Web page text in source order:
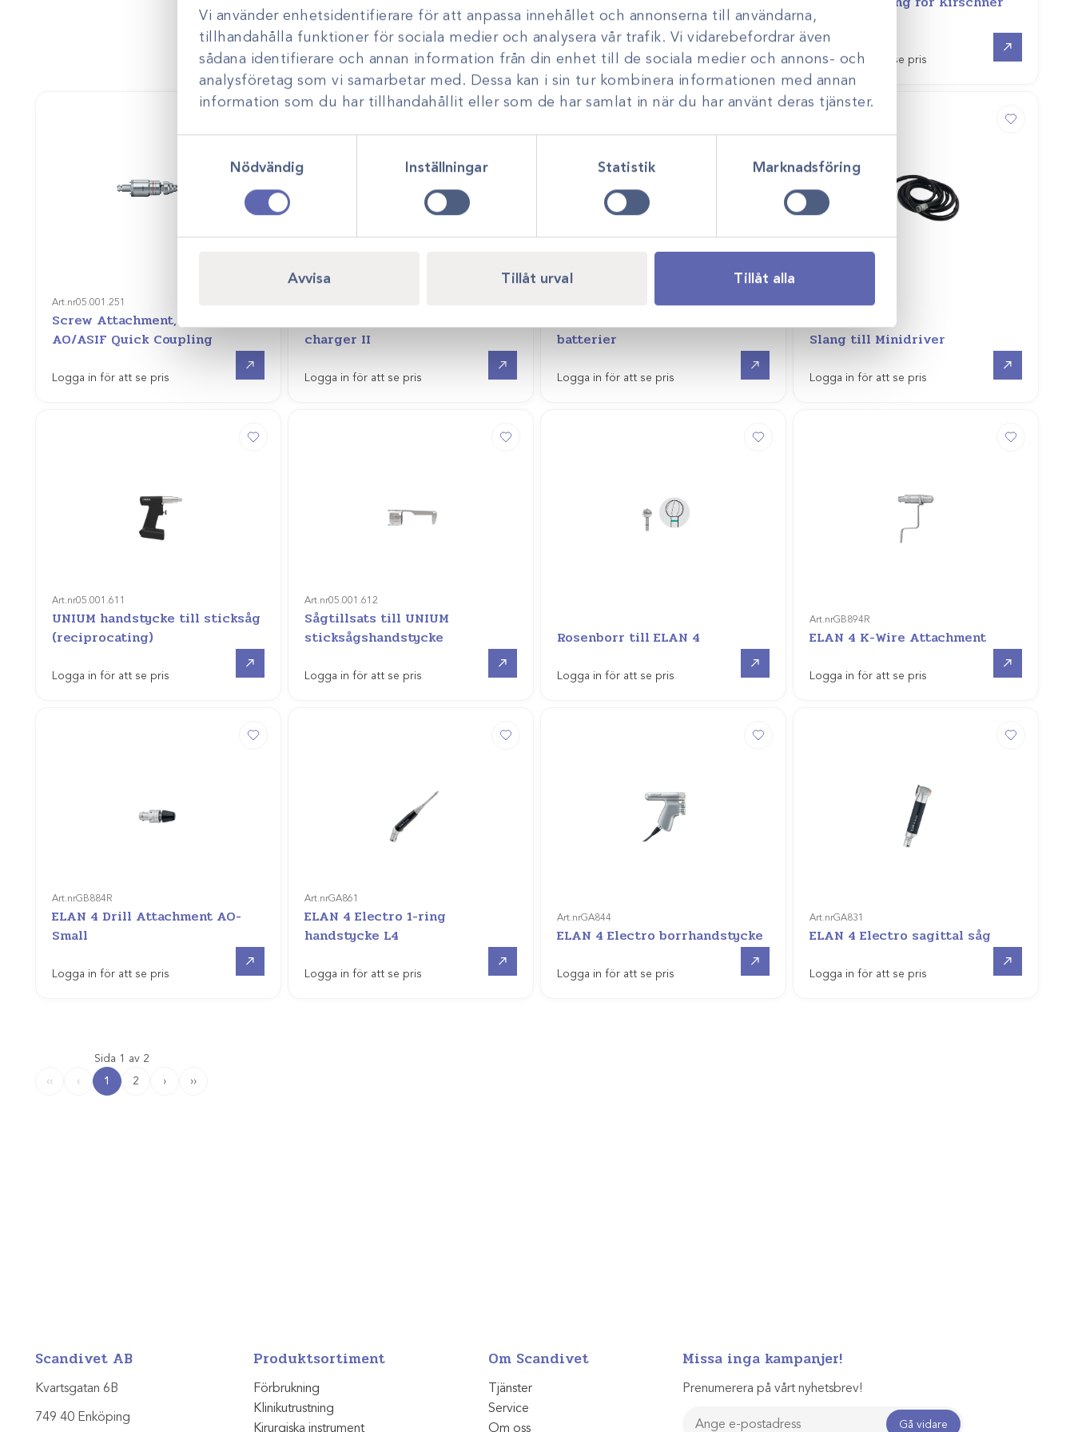
Vi använder enhetsidentifierare för att anpassa innehållet och annonserna till användarna,
tillhandahålla funktioner för sociala medier och analysera vår trafik. Vi vidarebefordrar även
sådana identifierare och annan information från din enhet till de sociala medier och annons- och
analysföretag som vi samarbetar med. Dessa kan i sin tur kombinera informationen med annan
information som du har tillhandahållit eller som de har samlat in när du har använt deras tjänster.
Nödvändig
Inställningar Statistik Marknadsföring
Avvisa Tillåt urval Tillåt alla
triple reamers
Logga in för att se pris
Wires
Logga in för att se pris
Art.nr05.001.251
Screw Attachment, with
AO/ASIF Quick Coupling
Logga in för att se pris
charger II
Logga in för att se pris
batterier
Logga in för att se pris
Slang till Minidriver
Logga in för att se pris
Art.nr05.001.611
UNIUM handstycke till sticksåg
(reciprocating)
Logga in för att se pris
Art.nr05.001.612
Sågtillsats till UNIUM
sticksågshandstycke
Logga in för att se pris
Rosenborr till ELAN 4
Logga in för att se pris
Art.nrGB894R
ELAN 4 K-Wire Attachment
Logga in för att se pris
Art.nrGB884R
ELAN 4 Drill Attachment AO-
Small
Logga in för att se pris
Art.nrGA861
ELAN 4 Electro 1-ring
handstycke L4
Logga in för att se pris
Art.nrGA844
ELAN 4 Electro borrhandstycke
Logga in för att se pris
Art.nrGA831
ELAN 4 Electro sagittal såg
Logga in för att se pris
Sida 1 av 2
‹‹
‹ 1 2 › ››
Scandivet AB
Kvartsgatan 6B
749 40 Enköping
Produktsortiment
Förbrukning
Klinikutrustning
Kirurgiska instrument
Om Scandivet
Tjänster
Service
Om oss
Missa inga kampanjer!
Prenumerera på vårt nyhetsbrev!
Gå vidare